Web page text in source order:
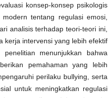
konsep-konsep psikologis
tentang regulasi emosi,
analisis terhadap teori-teori ini,
kerja intervensi yang lebih efektif
menunjukkan bahwa
pemahaman yang lebih
perilaku bullying, serta
untuk meningkatkan regulasi